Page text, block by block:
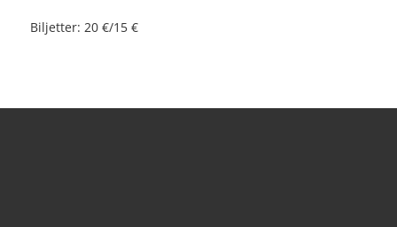
Biljetter: 20 €/15 €